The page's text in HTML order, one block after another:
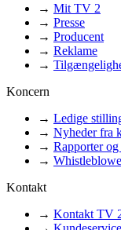
→ Mit TV 2
→ Presse
→ Producent
→ Reklame
→
Koncern
→ Ledige
→ Nyheder fra
→ Rapporter og
→
Kontakt
→ Kontakt TV